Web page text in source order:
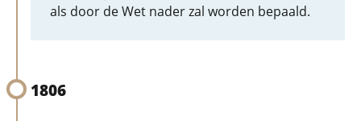
als door de Wet nader zal worden bepaald.
1806